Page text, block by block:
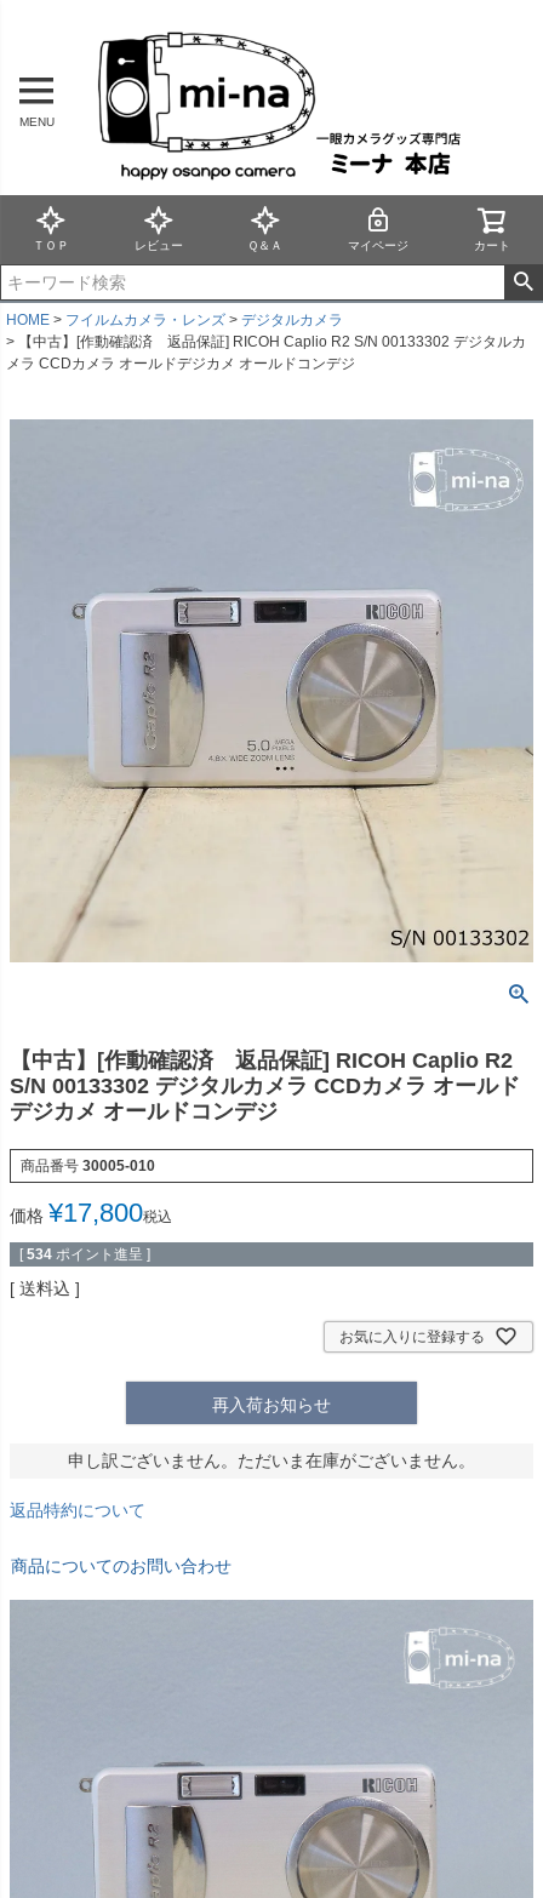
MENU
ＴＯＰ レビュー Ｑ＆Ａ マイページ カート
HOME フイルムカメラ・レンズ
デジタルカメラ
【中古】[作動確認済 返品保証] RICOH Caplio R2 S/N 00133302 デジタルカ
メラ CCDカメラ オールドデジカメ オールドコンデジ
【中古】[作動確認済 返品保証] RICOH Caplio R2
S/N 00133302 デジタルカメラ CCDカメラ オールド
デジカメ オールドコンデジ
商品番号 30005-010
価格 ¥17,800税込
[ 534 ポイント進呈 ]
送料込
お気に入りに登録する
再入荷お知らせ
申し訳ございません。ただいま在庫がございません。
返品特約について
商品についてのお問い合わせ